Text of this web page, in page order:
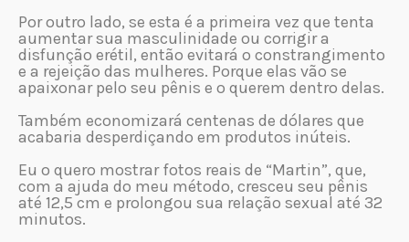
Por outro lado, se esta é a primeira vez que tenta
aumentar sua masculinidade ou corrigir a
disfunção erétil, então evitará o constrangimento
e a rejeição das mulheres. Porque elas vão se
apaixonar pelo seu pênis e o querem dentro delas.
Também economizará centenas de dólares que
acabaria desperdiçando em produtos inúteis.
Eu o quero mostrar fotos reais de “Martin”, que,
com a ajuda do meu método, cresceu seu pênis
até 12,5 cm e prolongou sua relação sexual até 32
minutos.